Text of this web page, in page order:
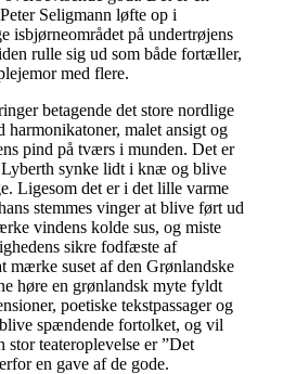
Seligmann løfte op i
isbjørneområdet på undertrøjens
rulle sig ud som både fortæller,
med flere.
betagende det store nordlige
harmonikatoner, malet ansigt og
pind på tværs i munden. Det er
Lyberth synke lidt i knæ og blive
Ligesom det er i det lille varme
stemmes vinger at blive ført ud
vindens kolde sus, og miste
sikre fodfæste af
mærke suset af den Grønlandske
høre en grønlandsk myte fyldt
poetiske tekstpassager og
spændende fortolket, og vil
stor teateroplevelse er ”Det
en gave af de gode.